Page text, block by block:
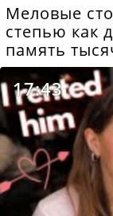
Меловые
степью как
память
17:43